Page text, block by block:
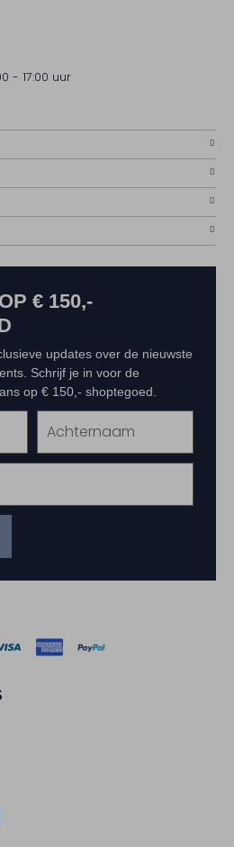
- 17:00 uur
€ 150,-
updates over de nieuwste
Schrijf je in voor de
op € 150,- shoptegoed.